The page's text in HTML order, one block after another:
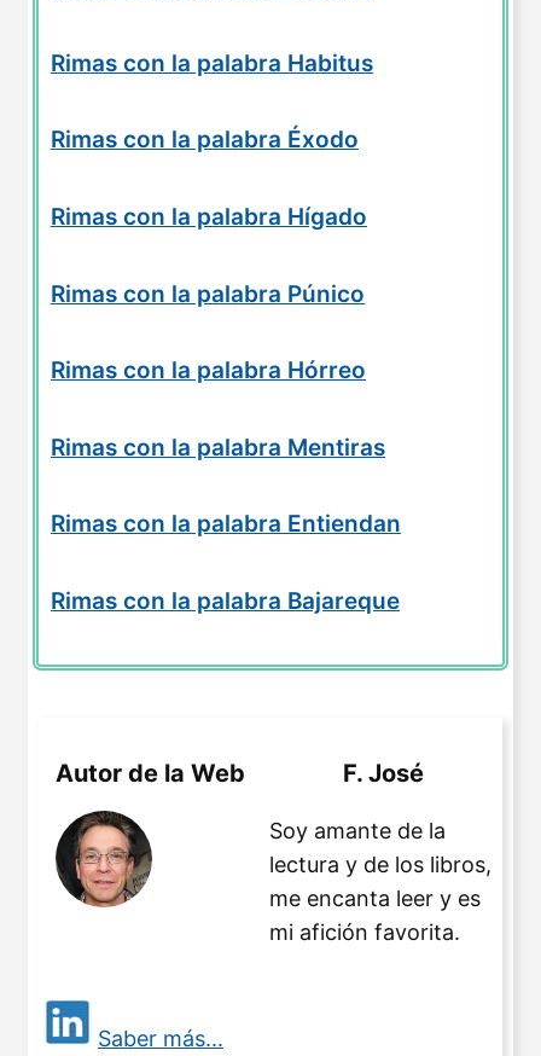
Rimas con la palabra Habitus
Rimas con la palabra Éxodo
Rimas con la palabra Hígado
Rimas con la palabra Púnico
Rimas con la palabra Hórreo
Rimas con la palabra Mentiras
Rimas con la palabra Entiendan
Rimas con la palabra Bajareque
Autor de la Web F. José
Soy amante de la
lectura y de los libros,
me encanta leer y es
mi afición favorita.
Saber más...